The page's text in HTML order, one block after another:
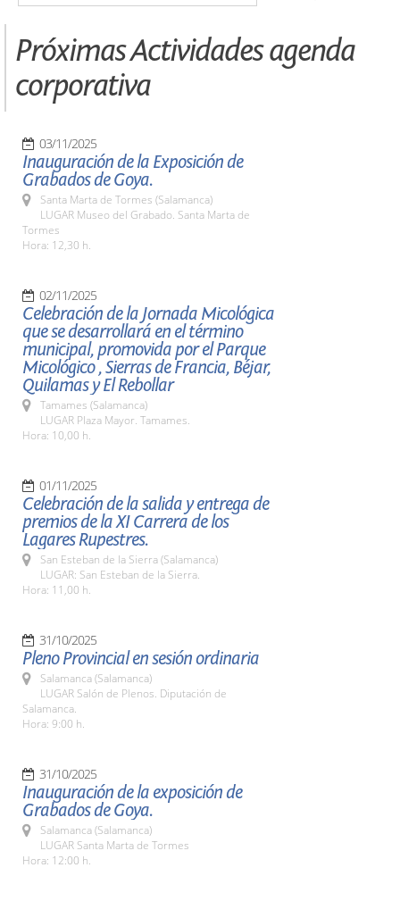
Próximas Actividades agenda
corporativa
03/11/2025
Inauguración de la Exposición de
Grabados de Goya.
Santa Marta de Tormes (Salamanca)
LUGAR Museo del Grabado. Santa Marta de
Tormes
Hora: 12,30 h.
02/11/2025
Celebración de la Jornada Micológica
que se desarrollará en el término
municipal, promovida por el Parque
Micológico , Sierras de Francia, Béjar,
Quilamas y El Rebollar
Tamames (Salamanca)
LUGAR Plaza Mayor. Tamames.
Hora: 10,00 h.
01/11/2025
Celebración de la salida y entrega de
premios de la XI Carrera de los
Lagares Rupestres.
San Esteban de la Sierra (Salamanca)
LUGAR: San Esteban de la Sierra.
Hora: 11,00 h.
31/10/2025
Pleno Provincial en sesión ordinaria
Salamanca (Salamanca)
LUGAR Salón de Plenos. Diputación de
Salamanca.
Hora: 9:00 h.
31/10/2025
Inauguración de la exposición de
Grabados de Goya.
Salamanca (Salamanca)
LUGAR Santa Marta de Tormes
Hora: 12:00 h.